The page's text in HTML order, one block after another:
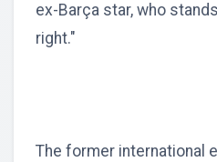
ex-Barça star, who
right."
The former international